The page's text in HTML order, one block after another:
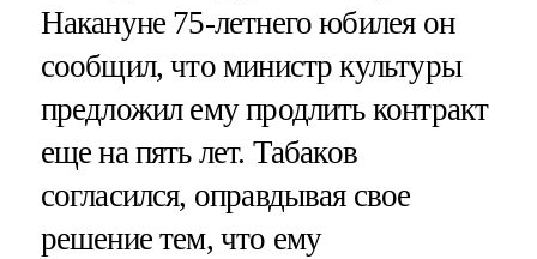
Накануне 75-летнего юбилея он
сообщил, что министр культуры
предложил ему продлить контракт
еще на пять лет. Табаков
согласился, оправдывая свое
решение тем, что ему